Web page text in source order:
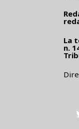
La
n.